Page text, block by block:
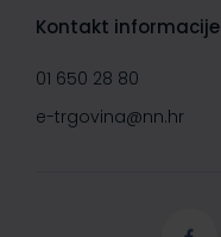
Kontakt informacije
01 650 28 80
e-trgovina@nn.hr